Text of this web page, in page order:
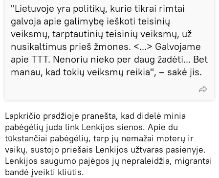
"Lietuvoje yra politikų, kurie tikrai rimtai
galvoja apie galimybę ieškoti teisinių
veiksmų, tarptautinių teisinių veiksmų, už
nusikaltimus prieš žmones. <...> Galvojame
apie TTT. Nenoriu nieko per daug žadėti... Bet
manau, kad tokių veiksmų reikia", – sakė jis.
Lapkričio pradžioje pranešta, kad didelė minia
pabėgėlių juda link Lenkijos sienos. Apie du
tūkstančiai pabėgėlių, tarp jų nemažai moterų ir
vaikų, sustojo priešais Lenkijos užtvaras pasienyje.
Lenkijos saugumo pajėgos jų nepraleidžia, migrantai
bandė įveikti kliūtis.